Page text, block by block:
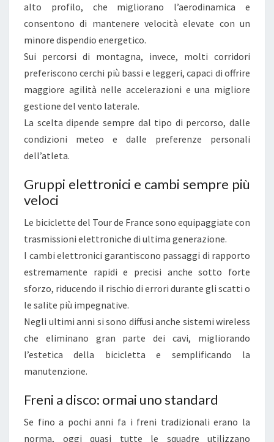
L
R
alto profilo, che migliorano l’aerodinamica e
consentono di mantenere velocità elevate con un
minore dispendio energetico.
Sui percorsi di montagna, invece, molti corridori
preferiscono cerchi più bassi e leggeri, capaci di offrire
maggiore agilità nelle accelerazioni e una migliore
gestione del vento laterale.
La scelta dipende sempre dal tipo di percorso, dalle
condizioni meteo e dalle preferenze personali
dell’atleta.
Gruppi elettronici e cambi sempre più
veloci
Le biciclette del Tour de France sono equipaggiate con
trasmissioni elettroniche di ultima generazione.
I cambi elettronici garantiscono passaggi di rapporto
estremamente rapidi e precisi anche sotto forte
sforzo, riducendo il rischio di errori durante gli scatti o
le salite più impegnative.
Negli ultimi anni si sono diffusi anche sistemi wireless
che eliminano gran parte dei cavi, migliorando
l’estetica della bicicletta e semplificando la
manutenzione.
Freni a disco: ormai uno standard
Se fino a pochi anni fa i freni tradizionali erano la
norma, oggi quasi tutte le squadre utilizzano